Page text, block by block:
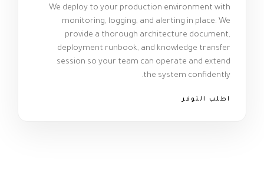
We deploy to your production environment with
monitoring, logging, and alerting in place. We
provide a thorough architecture document,
deployment runbook, and knowledge transfer
session so your team can operate and extend
the system confidently.
اطلب التوفر